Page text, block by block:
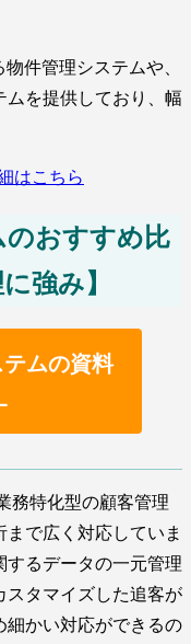
件管理システムや、
ムを提供しており、幅
はこちら
のおすすめ比
強み】
ムの資料
務特化型の顧客管理
で広く対応していま
るデータの一元管理
スタマイズした追客が
細かい対応ができるの